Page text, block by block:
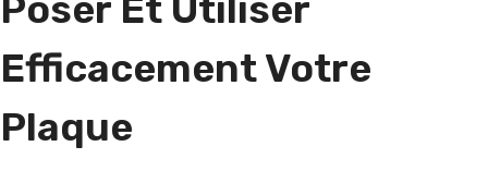
a
c
e
Poser Et Utiliser
Efficacement Votre
Plaque